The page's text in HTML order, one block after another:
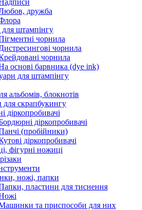
дружба
штампінгу
чорнила
чорнила
чорнила
основі барвника (dye ink)
для штампінгу
альбомів, блокнотів
для скрапбукингу
діркопробивачі
діркопробивачі
(пробійники)
діркопробивачі
фігурні ножиці
ножі, папки
пластини для тиснення
та приспособи для них